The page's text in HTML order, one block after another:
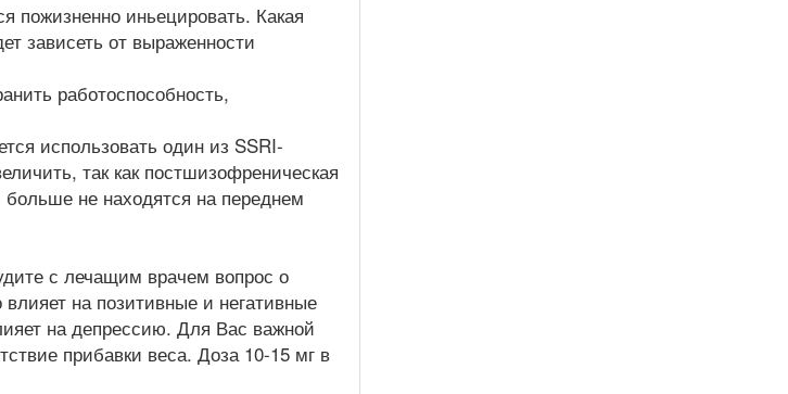
иньецировать. Какая
зависеть от выраженности
работоспособность,
использовать один из SSRI-
так как постшизофреническая
не находятся на переднем
с лечащим врачем вопрос о
на позитивные и негативные
на депрессию. Для Вас важной
прибавки веса. Доза 10-15 мг в